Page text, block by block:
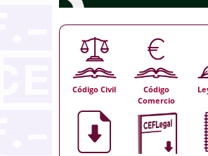
Código Civil
Código
Comercio